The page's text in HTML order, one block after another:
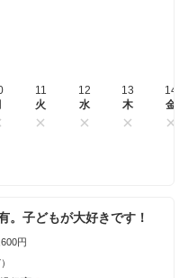
11
火
12
水
13
木
14
金
。子どもが大好きです！
円